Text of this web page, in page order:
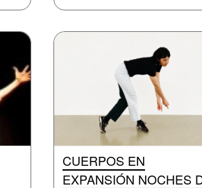
CUERPOS EN
EXPANSIÓN NOCHES